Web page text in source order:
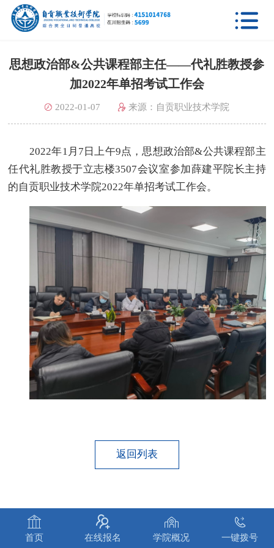

思想政治部&公共课程部主任——代礼胜教授参
加2022年单招考试工作会
2022-01-07 来源：自贡职业技术学院
2022年1月7日上午9点，思想政治部&公共课程部主
任代礼胜教授于立志楼3507会议室参加薛建平院长主持
的自贡职业技术学院2022年单招考试工作会。
返回列表

首页

在线报名

学院概况

一键拨号